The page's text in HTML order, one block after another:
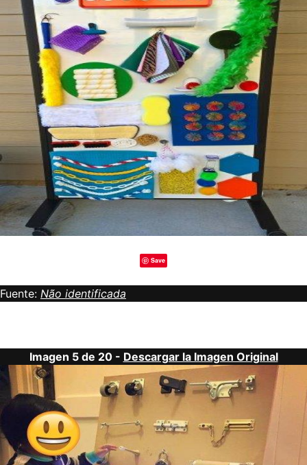
Save
Fuente: Não identificada
Imagen 5 de 20 - Descargar la Imagen Original